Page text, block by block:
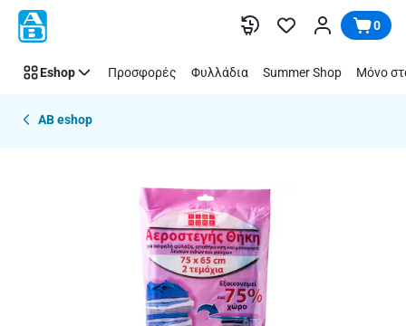
Παράλειψη 0
Eshop Προσφορές Φυλλάδια Summer Shop Μόνο
AB eshop